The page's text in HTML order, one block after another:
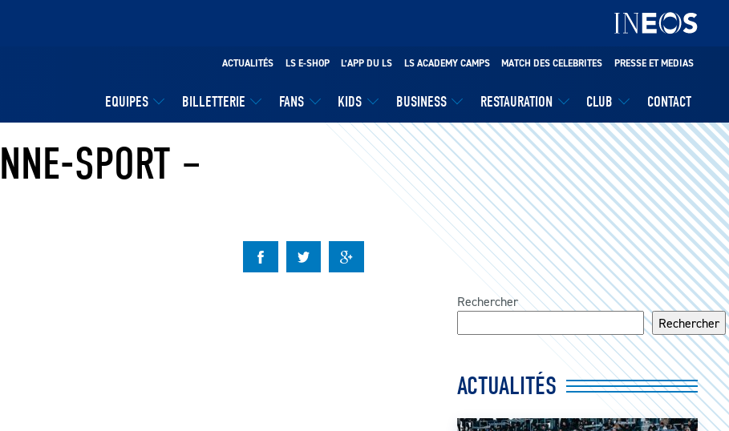
EQUIPES BILLETTERIE FANS KIDS BUSINESS RESTAURATION CLUB CONTACT
ACTUALITÉS LS E-SHOP L’APP DU LS LS ACADEMY CAMPS MATCH DES CELEBRITES PRESSE ET MEDIAS
SPORT –
Rechercher
Rechercher
ACTUALITÉS